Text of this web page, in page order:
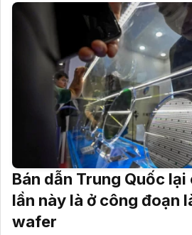
Bán dẫn Trung Quốc
lần này là ở công đoạn
wafer